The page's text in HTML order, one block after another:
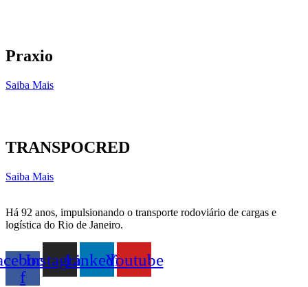
Praxio
Saiba Mais
TRANSPOCRED
Saiba Mais
Há 92 anos, impulsionando o transporte rodoviário de cargas e
logística do Rio de Janeiro.
f
InstagramLinkedinYoutube